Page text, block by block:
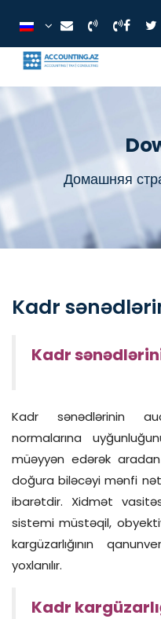
Домашняя
Kadr
Kadr
Kadr sənədlərinin
normalarına
müəyyən edərək aradan
doğura biləcəyi mənfi
ibarətdir. Xidmət
sistemi müstəqil,
kargüzarlığının
yoxlanılır.
Kadr